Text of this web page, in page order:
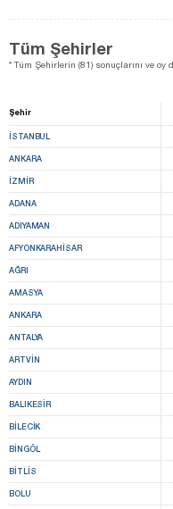
Tüm Şehirler
* Tüm Şehirlerin (81) sonuçlarını ve oy
Şehir
İSTANBUL
ANKARA
İZMIR
ADANA
ADIYAMAN
AFYONKARAHISAR
AĞRI
AMASYA
ANKARA
ANTALYA
ARTVIN
AYDIN
BALIKESIR
BILECIK
BINGÖL
BITLIS
BOLU